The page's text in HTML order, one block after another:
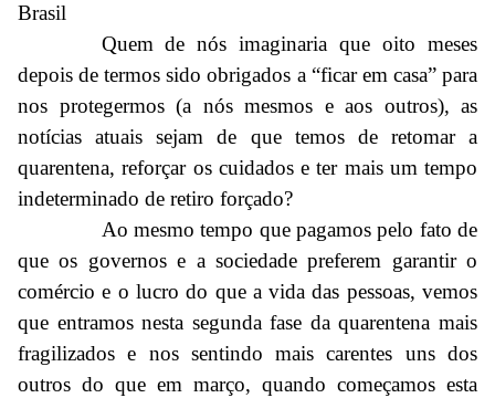
Brasil
Quem de nós imaginaria que oito meses
depois de termos sido obrigados a “ficar em casa” para
nos protegermos (a nós mesmos e aos outros), as
notícias atuais sejam de que temos de retomar a
quarentena, reforçar os cuidados e ter mais um tempo
indeterminado de retiro forçado?
Ao mesmo tempo que pagamos pelo fato de
que os governos e a sociedade preferem garantir o
comércio e o lucro do que a vida das pessoas, vemos
que entramos nesta segunda fase da quarentena mais
fragilizados e nos sentindo mais carentes uns dos
outros do que em março, quando começamos esta